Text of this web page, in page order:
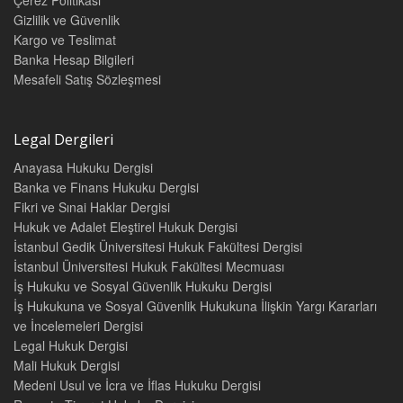
B. Tapu Kütüğü (Ana Kütük) 45
C. Kat Mülkiyeti Kütüğü 46
D. Yevmiye Defteri 48
E. Tapu Planı 50
F. Resmi Belgeler 50
2. Düzeltmeler (Tashih) Sicili 53
3. Kamu Orta Malları Sicili 53
4. Tapu Envanter Defteri 55
§14. TAPU SİCİLİNDE GEÇERLİ OLAN TEMEL İLKELER 57
I. GENEL AÇIKLAMALAR 57
II. HER TAŞINMAZA AYRI BİR SAYFA AÇILMASI İLKESİ
(AYNİLİK İLKESİ) 59
III. TESCİL İLKESİ 59
IV. SEBEBE BAĞLILIK İLKESİ 60
A. Genel Olarak 60
B. Kazandırma Kavramı ve İşlemler 60
C. Eşyanın Devri Sistemleri 62
D. Hukuki İşlemin Sebebi 63
E. Kazandırmanın Sebebe Bağlılığı 63
V. İSTEM (BAŞVURU) İLKESİ 66
Gizlilik ve Güvenlik
Kargo ve Teslimat
Banka Hesap Bilgileri
Mesafeli Satış Sözleşmesi
Legal Dergileri
Anayasa Hukuku Dergisi
Banka ve Finans Hukuku Dergisi
Fikri ve Sınai Haklar Dergisi
Hukuk ve Adalet Eleştirel Hukuk Dergisi
İstanbul Gedik Üniversitesi Hukuk Fakültesi Dergisi
İstanbul Üniversitesi Hukuk Fakültesi Mecmuası
İş Hukuku ve Sosyal Güvenlik Hukuku Dergisi
İş Hukukuna ve Sosyal Güvenlik Hukukuna İlişkin Yargı Kararları
ve İncelemeleri Dergisi
Legal Hukuk Dergisi
Mali Hukuk Dergisi
Medeni Usul ve İcra ve İflas Hukuku Dergisi